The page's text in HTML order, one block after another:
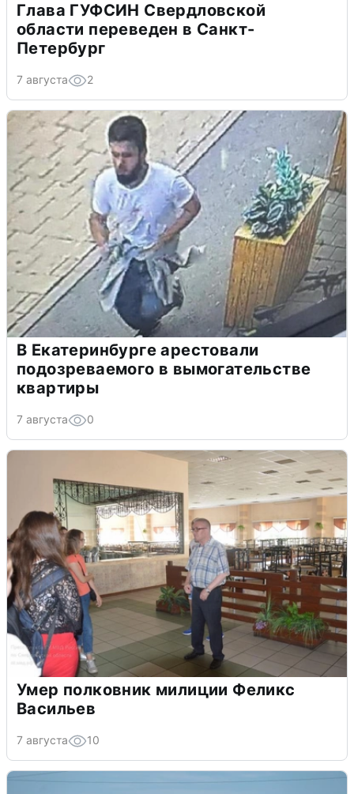
Глава ГУФСИН Свердловской
области переведен в Санкт-
Петербург
7 августа 2
В Екатеринбурге арестовали
подозреваемого в вымогательстве
квартиры
7 августа 0
Умер полковник милиции Феликс
Васильев
7 августа 10